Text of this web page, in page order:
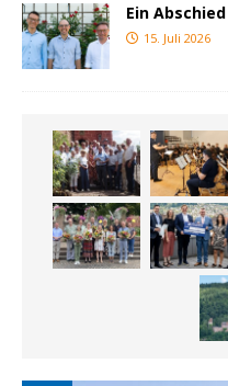
Ein
15. Juli 2026